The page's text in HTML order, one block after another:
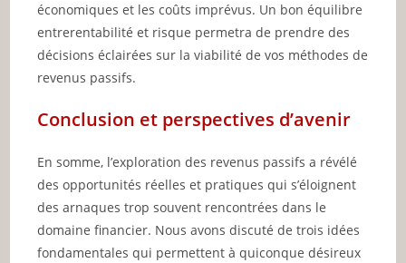
économiques et les coûts imprévus. Un bon équilibre
entrerentabilité et risque permetra de prendre des
décisions éclairées sur la viabilité de vos méthodes de
revenus passifs.
Conclusion et perspectives d’avenir
En somme, l’exploration des revenus passifs a révélé
des opportunités réelles et pratiques qui s’éloignent
des arnaques trop souvent rencontrées dans le
domaine financier. Nous avons discuté de trois idées
fondamentales qui permettent à quiconque désireux